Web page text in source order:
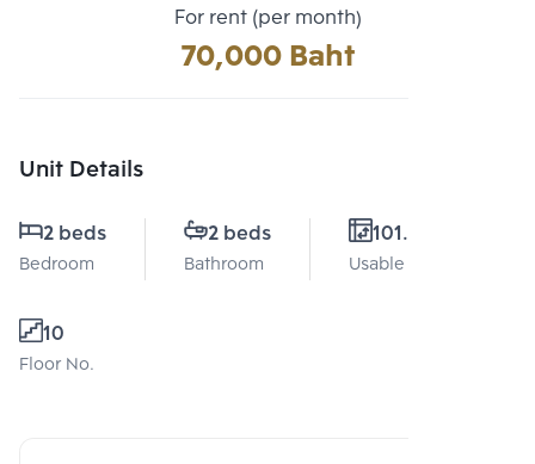
For rent (per month)
70,000 Baht
Unit Details
2 beds
Bedroom
2 beds
Bathroom
101.1 Sq.m.
Usable area
10
Floor No.